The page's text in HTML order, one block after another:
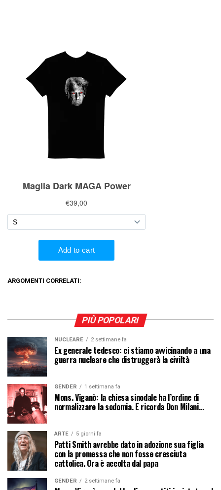
ARGOMENTI CORRELATI:
PIÙ POPOLARI
NUCLEARE 2 settimane fa
Ex generale tedesco: ci stiamo avvicinando a una
guerra nucleare che distruggerà la civiltà
GENDER 1 settimana fa
Mons. Viganò: la chiesa sinodale ha l’ordine di
normalizzare la sodomia. E ricorda Don Milani…
ARTE 5 giorni fa
Patti Smith avrebbe dato in adozione sua figlia
con la promessa che non fosse cresciuta
cattolica. Ora è accolta dal papa
GENDER 2 settimane fa